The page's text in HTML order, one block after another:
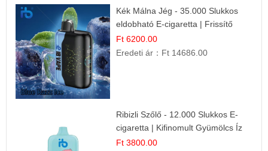
Kék Málna Jég - 35.000 Slukkos
eldobható E-cigaretta | Frissítő
Ízélmény
Ft 6200.00
Eredeti ár： Ft 14686.00
Ribizli Szőlő - 12.000 Slukkos E-
cigaretta | Kifinomult Gyümölcs Íz
Ft 3800.00